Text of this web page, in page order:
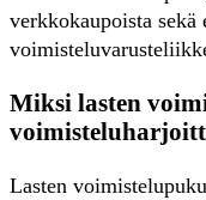
verkkokaupoista sekä
Miksi lasten
Lasten